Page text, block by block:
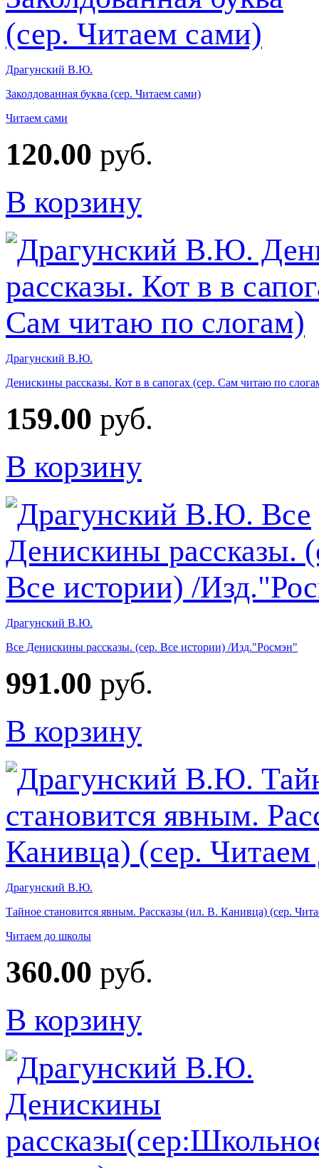
Драгунский В.Ю.
Заколдованная буква (сер. Читаем сами)
Читаем сами
120.00 руб.
В корзину
Драгунский В.Ю.
Денискины рассказы. Кот в в сапогах (сер. Сам читаю по
159.00 руб.
В корзину
Драгунский В.Ю.
Все Денискины рассказы. (сер. Все истории) /Изд."Росмэн"
991.00 руб.
В корзину
Драгунский В.Ю.
Тайное становится явным. Рассказы (ил. В. Канивца) (сер.
Читаем до школы
360.00 руб.
В корзину